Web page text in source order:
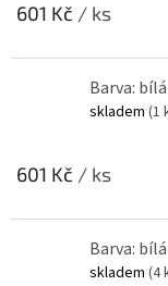
601 Kč / ks
Barva:
skladem (1
601 Kč / ks
Barva:
skladem (4